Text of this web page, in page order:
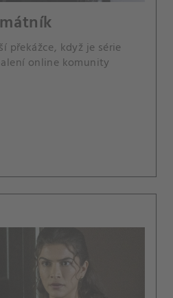
překážce, když je série
online komunity